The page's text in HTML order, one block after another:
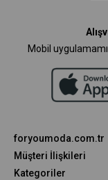
Mobil
foryoumoda.com.tr
Müşteri İlişkileri
Kategoriler